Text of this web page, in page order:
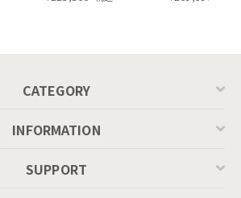
CATEGORY
INFORMATION
SUPPORT